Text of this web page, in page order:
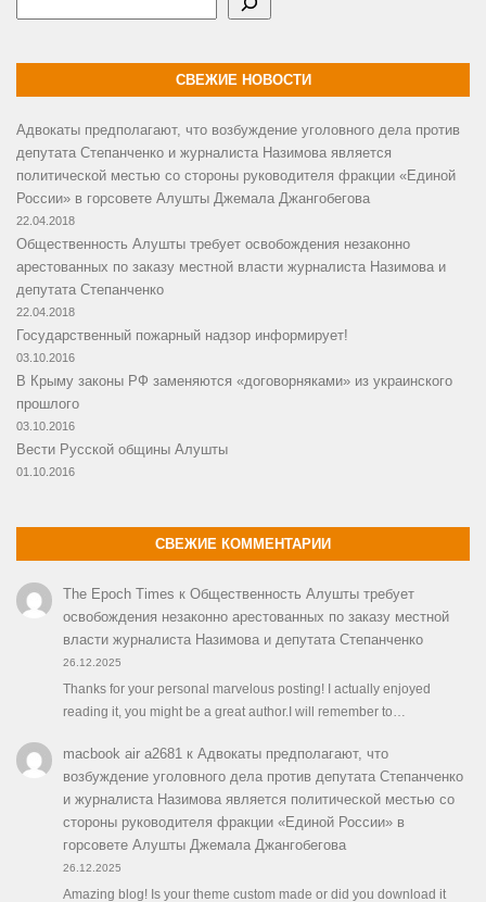
СВЕЖИЕ НОВОСТИ
Адвокаты предполагают, что возбуждение уголовного дела против
депутата Степанченко и журналиста Назимова является
политической местью со стороны руководителя фракции «Единой
России» в горсовете Алушты Джемала Джангобегова
22.04.2018
Общественность Алушты требует освобождения незаконно
арестованных по заказу местной власти журналиста Назимова и
депутата Степанченко
22.04.2018
Государственный пожарный надзор информирует!
03.10.2016
В Крыму законы РФ заменяются «договорняками» из украинского
прошлого
03.10.2016
Вести Русской общины Алушты
01.10.2016
СВЕЖИЕ КОММЕНТАРИИ
The Epoch Times к Общественность Алушты требует
освобождения незаконно арестованных по заказу местной
власти журналиста Назимова и депутата Степанченко
26.12.2025
Thanks for your personal marvelous posting! I actually enjoyed
reading it, you might be a great author.I will remember to…
macbook air a2681 к Адвокаты предполагают, что
возбуждение уголовного дела против депутата Степанченко
и журналиста Назимова является политической местью со
стороны руководителя фракции «Единой России» в
горсовете Алушты Джемала Джангобегова
26.12.2025
Amazing blog! Is your theme custom made or did you download it